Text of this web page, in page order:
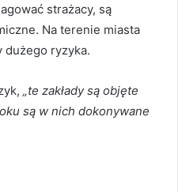
strażacy, są
Na terenie miasta
dużego ryzyka.
„te zakłady są objęte
są w nich dokonywane